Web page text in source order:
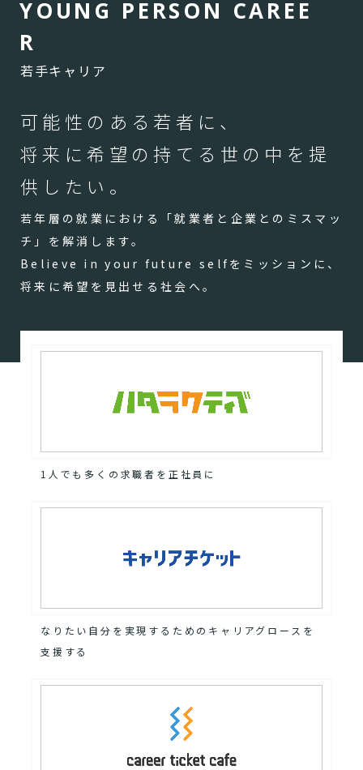
YOUN G PERSON CAREE
R
若手キャリア
可能性のある若者に、
将来に希望の持てる世の中を提
供したい。
若年層の就業における「就業者と企業とのミスマッ
チ」を解消します。
Believe in your future selfをミッションに、
将来に希望を見出せる社会へ。
1人でも多くの求職者を正社員に
なりたい自分を実現するためのキャリアグロースを
支援する